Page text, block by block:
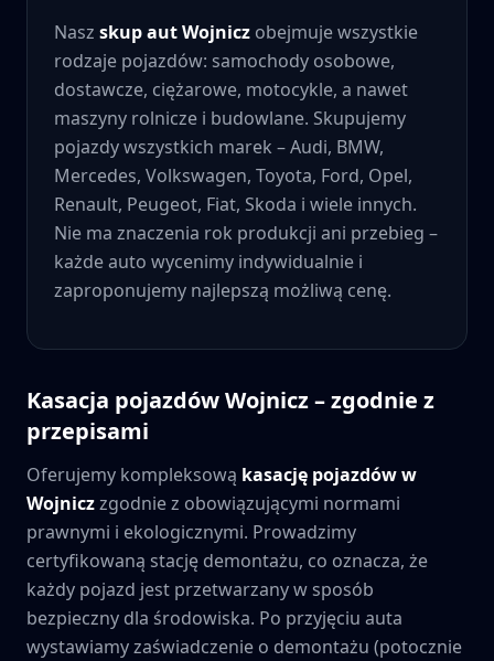
Nasz skup autWojnicz obejmuje wszystkie
rodzaje pojazdów: samochody osobowe,
dostawcze, ciężarowe, motocykle, a nawet
maszyny rolnicze i budowlane. Skupujemy
pojazdy wszystkich marek – Audi, BMW,
Mercedes, Volkswagen, Toyota, Ford, Opel,
Renault, Peugeot, Fiat, Skoda i wiele innych.
Nie ma znaczenia rok produkcji ani przebieg –
każde auto wycenimy indywidualnie i
zaproponujemy najlepszą możliwą cenę.
Kasacja pojazdówWojnicz– zgodnie z
przepisami
Oferujemy kompleksową kasację pojazdów w
Wojniczzgodnie z obowiązującymi normami
prawnymi i ekologicznymi. Prowadzimy
certyfikowaną stację demontażu, co oznacza, że
każdy pojazd jest przetwarzany w sposób
bezpieczny dla środowiska. Po przyjęciu auta
wystawiamy zaświadczenie o demontażu (potocznie